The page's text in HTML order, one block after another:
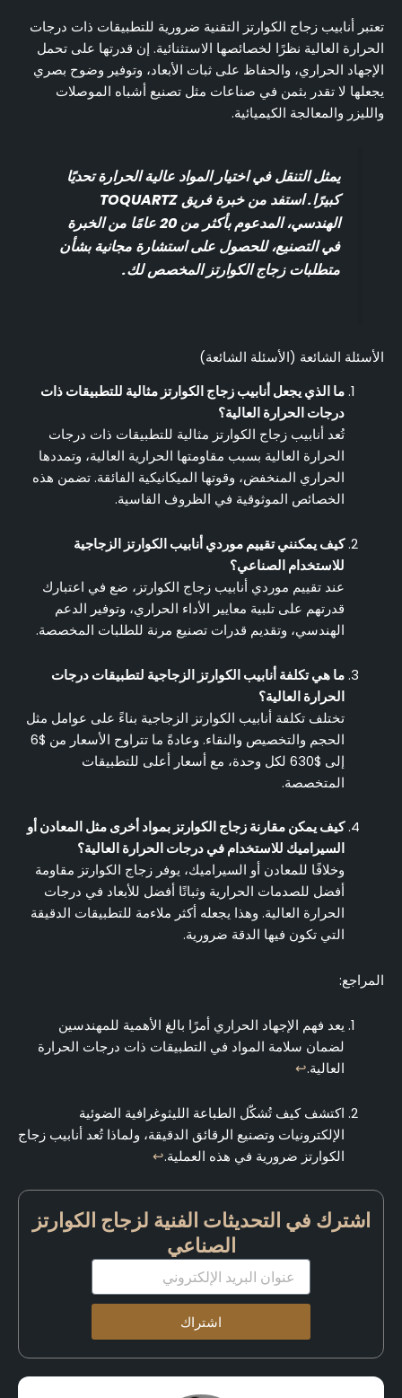
تعتبر أنابيب زجاج الكوارتز التقنية ضرورية للتطبيقات ذات درجات
الحرارة العالية نظرًا لخصائصها الاستثنائية. إن قدرتها على تحمل
الإجهاد الحراري، والحفاظ على ثبات الأبعاد، وتوفير وضوح بصري
يجعلها لا تقدر بثمن في صناعات مثل تصنيع أشباه الموصلات
والليزر والمعالجة الكيميائية.
يمثل التنقل في اختيار المواد عالية الحرارة تحديًا
كبيرًا. استفد من خبرة فريق TOQUARTZ
الهندسي، المدعوم بأكثر من 20 عامًا من الخبرة
في التصنيع، للحصول على استشارة مجانية بشأن
متطلبات زجاج الكوارتز المخصص لك.
الأسئلة الشائعة (الأسئلة الشائعة)
ما الذي يجعل أنابيب زجاج الكوارتز مثالية للتطبيقات ذات
درجات الحرارة العالية؟
تُعد أنابيب زجاج الكوارتز مثالية للتطبيقات ذات درجات
الحرارة العالية بسبب مقاومتها الحرارية العالية، وتمددها
الحراري المنخفض، وقوتها الميكانيكية الفائقة. تضمن هذه
الخصائص الموثوقية في الظروف القاسية.
كيف يمكنني تقييم موردي أنابيب الكوارتز الزجاجية
للاستخدام الصناعي؟
عند تقييم موردي أنابيب زجاج الكوارتز، ضع في اعتبارك
قدرتهم على تلبية معايير الأداء الحراري، وتوفير الدعم
الهندسي، وتقديم قدرات تصنيع مرنة للطلبات المخصصة.
ما هي تكلفة أنابيب الكوارتز الزجاجية لتطبيقات درجات
الحرارة العالية؟
تختلف تكلفة أنابيب الكوارتز الزجاجية بناءً على عوامل مثل
الحجم والتخصيص والنقاء. وعادةً ما تتراوح الأسعار من $6
إلى $630 لكل وحدة، مع أسعار أعلى للتطبيقات
المتخصصة.
كيف يمكن مقارنة زجاج الكوارتز بمواد أخرى مثل المعادن أو
السيراميك للاستخدام في درجات الحرارة العالية؟
وخلافًا للمعادن أو السيراميك، يوفر زجاج الكوارتز مقاومة
أفضل للصدمات الحرارية وثباتًا أفضل للأبعاد في درجات
الحرارة العالية. وهذا يجعله أكثر ملاءمة للتطبيقات الدقيقة
التي تكون فيها الدقة ضرورية.
المراجع:
يعد فهم الإجهاد الحراري أمرًا بالغ الأهمية للمهندسين
لضمان سلامة المواد في التطبيقات ذات درجات الحرارة
العالية.↩
اكتشف كيف تُشكّل الطباعة الليثوغرافية الضوئية
الإلكترونيات وتصنيع الرقائق الدقيقة، ولماذا تُعد أنابيب زجاج
الكوارتز ضرورية في هذه العملية.↩
اشترك في التحديثات الفنية لزجاج الكوارتز
الصناعي
البريد
الإلكتروني
اشتراك